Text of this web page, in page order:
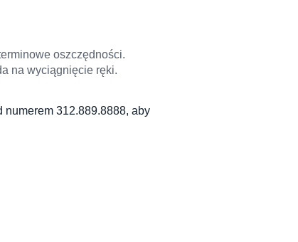
oszczędności.
na wyciągnięcie ręki.
numerem 312.889.8888, aby